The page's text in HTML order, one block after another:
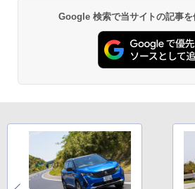
Google 検索で当サイトの記事を